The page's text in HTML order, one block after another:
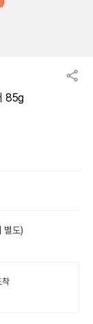
85g
별도)
착